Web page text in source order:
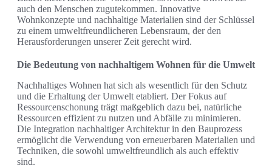
auch den Menschen zugutekommen. Innovative
Wohnkonzepte und nachhaltige Materialien sind der Schlüssel
zu einem umweltfreundlicheren Lebensraum, der den
Herausforderungen unserer Zeit gerecht wird.
Die Bedeutung von nachhaltigem Wohnen für die Umwelt
Nachhaltiges Wohnen hat sich als wesentlich für den Schutz
und die Erhaltung der Umwelt etabliert. Der Fokus auf
Ressourcenschonung trägt maßgeblich dazu bei, natürliche
Ressourcen effizient zu nutzen und Abfälle zu minimieren.
Die Integration nachhaltiger Architektur in den Bauprozess
ermöglicht die Verwendung von erneuerbaren Materialien und
Techniken, die sowohl umweltfreundlich als auch effektiv
sind.